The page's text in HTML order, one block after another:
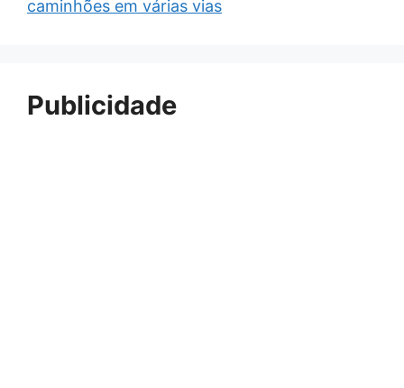
caminhões em várias vias
Publicidade